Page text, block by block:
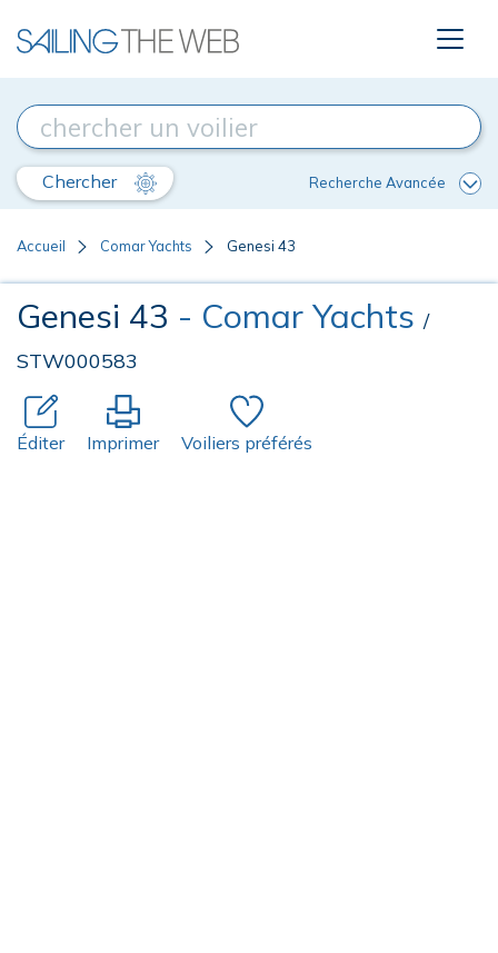
Chercher Recherche Avancée
Accueil Comar Yachts Genesi 43
Genesi 43 - Comar Yachts /
STW000583
Éditer Imprimer Voiliers préférés